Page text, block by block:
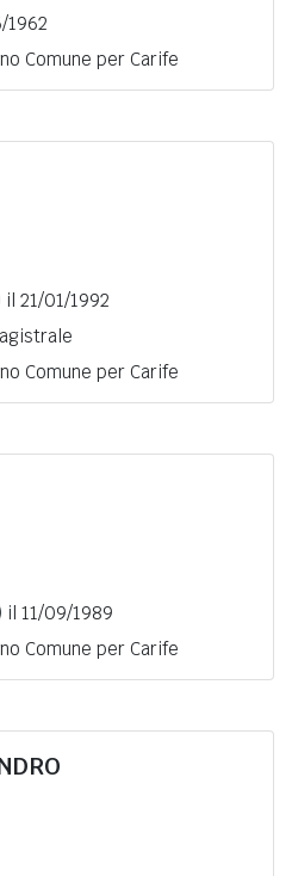
1962
Comune per Carife
21/01/1992
Comune per Carife
il 11/09/1989
Comune per Carife